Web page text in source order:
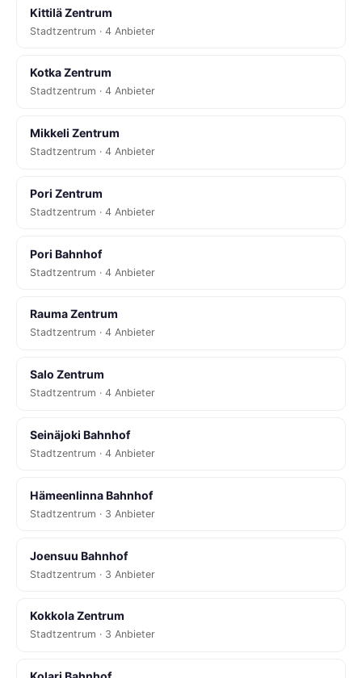
Kittilä Zentrum
Stadtzentrum · 4 Anbieter
Kotka Zentrum
Stadtzentrum · 4 Anbieter
Mikkeli Zentrum
Stadtzentrum · 4 Anbieter
Pori Zentrum
Stadtzentrum · 4 Anbieter
Pori Bahnhof
Stadtzentrum · 4 Anbieter
Rauma Zentrum
Stadtzentrum · 4 Anbieter
Salo Zentrum
Stadtzentrum · 4 Anbieter
Seinäjoki Bahnhof
Stadtzentrum · 4 Anbieter
Hämeenlinna Bahnhof
Stadtzentrum · 3 Anbieter
Joensuu Bahnhof
Stadtzentrum · 3 Anbieter
Kokkola Zentrum
Stadtzentrum · 3 Anbieter